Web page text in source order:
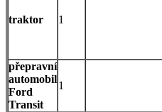
traktor 1
přepravní
automobil
Ford
Transit
1